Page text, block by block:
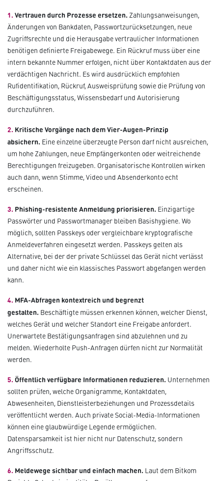
1. Vertrauen durch Prozesse ersetzen. Zahlungsanweisungen,
Änderungen von Bankdaten, Passwortzurücksetzungen, neue
Zugriffsrechte und die Herausgabe vertraulicher Informationen
benötigen definierte Freigabewege. Ein Rückruf muss über eine
intern bekannte Nummer erfolgen, nicht über Kontaktdaten aus der
verdächtigen Nachricht. Es wird ausdrücklich empfohlen
Rufidentifikation, Rückruf, Ausweisprüfung sowie die Prüfung von
Beschäftigungsstatus, Wissensbedarf und Autorisierung
durchzuführen.
2. Kritische Vorgänge nach dem Vier-Augen-Prinzip
absichern. Eine einzelne überzeugte Person darf nicht ausreichen,
um hohe Zahlungen, neue Empfängerkonten oder weitreichende
Berechtigungen freizugeben. Organisatorische Kontrollen wirken
auch dann, wenn Stimme, Video und Absenderkonto echt
erscheinen.
3. Phishing-resistente Anmeldung priorisieren. Einzigartige
Passwörter und Passwortmanager bleiben Basishygiene. Wo
möglich, sollten Passkeys oder vergleichbare kryptografische
Anmeldeverfahren eingesetzt werden. Passkeys gelten als
Alternative, bei der der private Schlüssel das Gerät nicht verlässt
und daher nicht wie ein klassisches Passwort abgefangen werden
kann.
4. MFA-Abfragen kontextreich und begrenzt
gestalten. Beschäftigte müssen erkennen können, welcher Dienst,
welches Gerät und welcher Standort eine Freigabe anfordert.
Unerwartete Bestätigungsanfragen sind abzulehnen und zu
melden. Wiederholte Push-Anfragen dürfen nicht zur Normalität
werden.
5. Öffentlich verfügbare Informationen reduzieren. Unternehmen
sollten prüfen, welche Organigramme, Kontaktdaten,
Abwesenheiten, Dienstleisterbeziehungen und Prozessdetails
veröffentlicht werden. Auch private Social-Media-Informationen
können eine glaubwürdige Legende ermöglichen.
Datensparsamkeit ist hier nicht nur Datenschutz, sondern
Angriffsschutz.
6. Meldewege sichtbar und einfach machen. Laut dem Bitkom